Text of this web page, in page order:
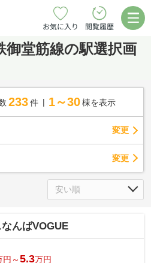
お気に入り 閲覧履歴
御堂筋線の駅選択画
233 件 1～30 棟を表示
変更
変更
んばVOGUE
円～5.3万円